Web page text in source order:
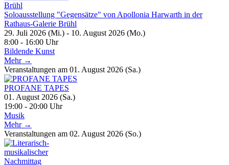
Soloausstellung "Gegensätze" von Apollonia Harwarth in der
Rathaus-Galerie Brühl
29. Juli 2026 (Mi.) - 10. August 2026 (Mo.)
8:00 - 16:00 Uhr
Bildende Kunst
Mehr →
Veranstaltungen am 01. August 2026 (Sa.)
PROFANE TAPES
01. August 2026 (Sa.)
19:00 - 20:00 Uhr
Musik
Mehr →
Veranstaltungen am 02. August 2026 (So.)